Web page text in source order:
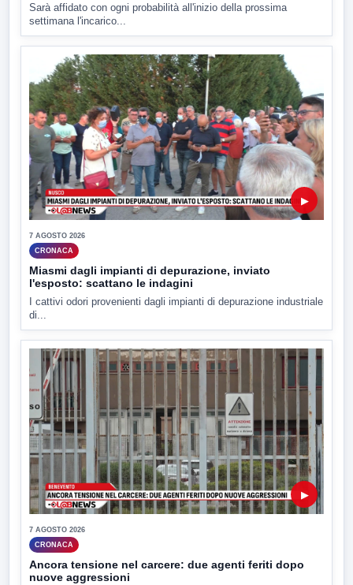
Sarà affidato con ogni probabilità all'inizio della prossima
settimana l'incarico...
▶
7 AGOSTO 2026
CRONACA
Miasmi dagli impianti di depurazione, inviato
l'esposto: scattano le indagini
I cattivi odori provenienti dagli impianti di depurazione industriale
di...
▶
7 AGOSTO 2026
CRONACA
Ancora tensione nel carcere: due agenti feriti dopo
nuove aggressioni